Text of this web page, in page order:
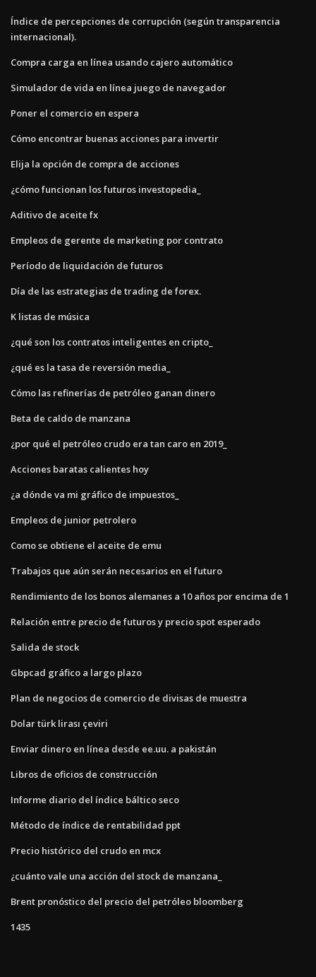
Índice de percepciones de corrupción (según transparencia
internacional).
Compra carga en línea usando cajero automático
Simulador de vida en línea juego de navegador
Poner el comercio en espera
Cómo encontrar buenas acciones para invertir
Elija la opción de compra de acciones
¿cómo funcionan los futuros investopedia_
Aditivo de aceite fx
Empleos de gerente de marketing por contrato
Período de liquidación de futuros
Día de las estrategias de trading de forex.
K listas de música
¿qué son los contratos inteligentes en cripto_
¿qué es la tasa de reversión media_
Cómo las refinerías de petróleo ganan dinero
Beta de caldo de manzana
¿por qué el petróleo crudo era tan caro en 2019_
Acciones baratas calientes hoy
¿a dónde va mi gráfico de impuestos_
Empleos de junior petrolero
Como se obtiene el aceite de emu
Trabajos que aún serán necesarios en el futuro
Rendimiento de los bonos alemanes a 10 años por encima de 1
Relación entre precio de futuros y precio spot esperado
Salida de stock
Gbpcad gráfico a largo plazo
Plan de negocios de comercio de divisas de muestra
Dolar türk lirası çeviri
Enviar dinero en línea desde ee.uu. a pakistán
Libros de oficios de construcción
Informe diario del índice báltico seco
Método de índice de rentabilidad ppt
Precio histórico del crudo en mcx
¿cuánto vale una acción del stock de manzana_
Brent pronóstico del precio del petróleo bloomberg
1435